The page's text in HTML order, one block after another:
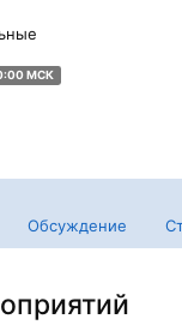
МСК
Обсуждение